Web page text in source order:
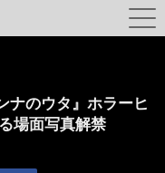
ナのウタ』ホラーヒ
場面写真解禁